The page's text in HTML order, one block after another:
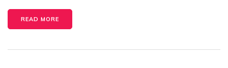
READ MORE